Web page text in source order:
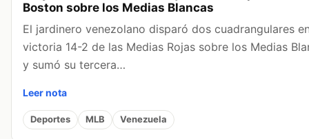
Boston sobre los Medias Blancas
El jardinero venezolano disparó dos cuadrangulares
victoria 14-2 de las Medias Rojas sobre los Medias
y sumó su tercera…
Leer nota
Deportes MLB Venezuela